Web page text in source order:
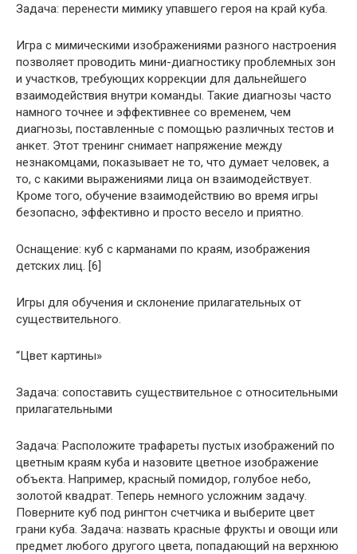
Задача: перенести мимику упавшего героя на край куба.
Игра с мимическими изображениями разного настроения
позволяет проводить мини-диагностику проблемных зон
и участков, требующих коррекции для дальнейшего
взаимодействия внутри команды. Такие диагнозы часто
намного точнее и эффективнее со временем, чем
диагнозы, поставленные с помощью различных тестов и
анкет. Этот тренинг снимает напряжение между
незнакомцами, показывает не то, что думает человек, а
то, с какими выражениями лица он взаимодействует.
Кроме того, обучение взаимодействию во время игры
безопасно, эффективно и просто весело и приятно.
Оснащение: куб с карманами по краям, изображения
детских лиц. [6]
Игры для обучения и склонение прилагательных от
существительного.
“Цвет картины»
Задача: сопоставить существительное с относительными
прилагательными
Задача: Расположите трафареты пустых изображений по
цветным краям куба и назовите цветное изображение
объекта. Например, красный помидор, голубое небо,
золотой квадрат. Теперь немного усложним задачу.
Поверните куб под рингтон счетчика и выберите цвет
грани куба. Задача: назвать красные фрукты и овощи или
предмет любого другого цвета, попадающий на верхнюю